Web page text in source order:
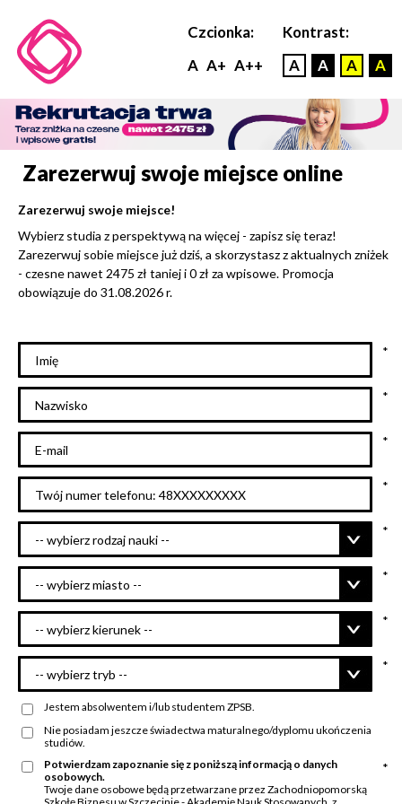
Czcionka:
A A+ A++
Kontrast:
A
A A A
Zarezerwuj swoje miejsce online
Zarezerwuj swoje miejsce!
Wybierz studia z perspektywą na więcej - zapisz się teraz!
Zarezerwuj sobie miejsce już dziś, a skorzystasz z aktualnych zniżek
- czesne nawet 2475 zł taniej i 0 zł za wpisowe. Promocja
obowiązuje do 31.08.2026 r.
Jestem absolwentem i/lub studentem ZPSB.
Nie posiadam jeszcze świadectwa maturalnego/dyplomu ukończenia
studiów.
Potwierdzam zapoznanie się z poniższą informacją o danych
osobowych.
Twoje dane osobowe będą przetwarzane przez Zachodniopomorską